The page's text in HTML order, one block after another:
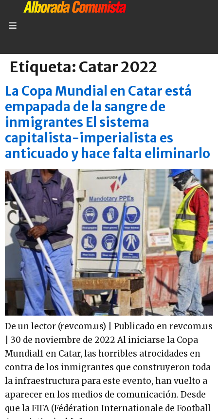
Etiqueta: Catar 2022
La Copa Mundial en Catar está
empapada de la sangre de
inmigrantes El sistema
capitalista-imperialista es
anticuado y hace falta eliminarlo
De un lector (revcom.us) | Publicado en revcom.us
| 30 de noviembre de 2022 Al iniciarse la Copa
Mundial1 en Catar, las horribles atrocidades en
contra de los inmigrantes que construyeron toda
la infraestructura para este evento, han vuelto a
aparecer en los medios de comunicación. Desde
que la FIFA (Fédération Internationale de Football